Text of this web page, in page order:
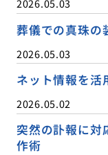
2026.05.03
葬儀での真珠の
2026.05.03
ネット情報を活
2026.05.02
突然の訃報に対
作術